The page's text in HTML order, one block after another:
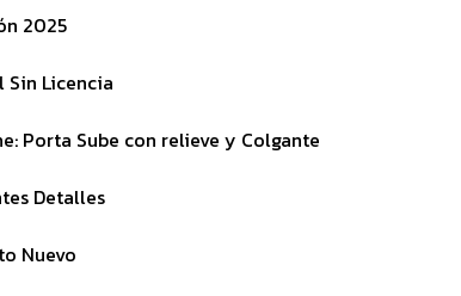
2025
Sin Licencia
Porta Sube con relieve y Colgante
Detalles
Nuevo